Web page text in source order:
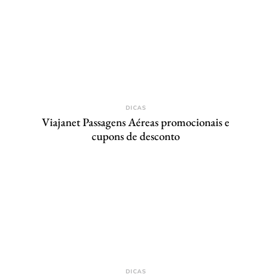
DICAS
Viajanet Passagens Aéreas promocionais e
cupons de desconto
DICAS